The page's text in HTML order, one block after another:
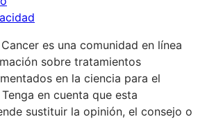
es una comunidad en línea
sobre tratamientos
en la ciencia para el
en cuenta que esta
sustituir la opinión, el consejo o